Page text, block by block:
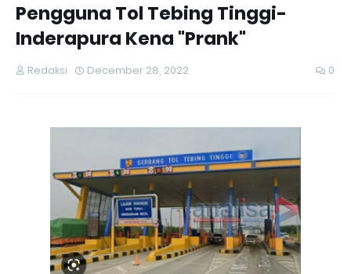
Pengguna Tol Tebing Tinggi-
Inderapura Kena "Prank"
Redaksi December 28, 2022 0